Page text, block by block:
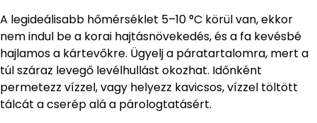
A legideálisabb hőmérséklet 5–10 °C körül van, ekkor
nem indul be a korai hajtásnövekedés, és a fa kevésbé
hajlamos a kártevőkre. Ügyelj a páratartalomra, mert a
túl száraz levegő levélhullást okozhat. Időnként
permetezz vízzel, vagy helyezz kavicsos, vízzel töltött
tálcát a cserép alá a párologtatásért.